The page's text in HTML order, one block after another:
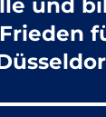
und